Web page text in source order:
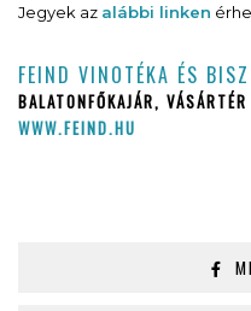
Jegyek az alábbi linken
FEIND VINOTÉKA ÉS
BALATONFŐKAJÁR,
WWW.FEIND.HU